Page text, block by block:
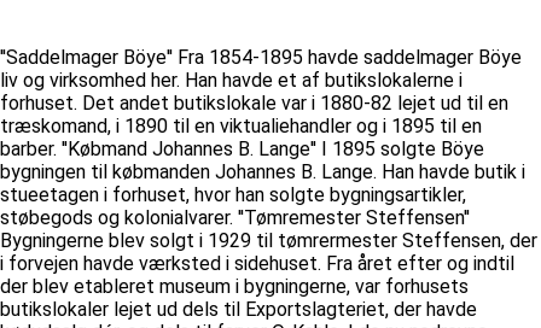
''Saddelmager Böye'' Fra 1854-1895 havde saddelmager Böye
liv og virksomhed her. Han havde et af butikslokalerne i
forhuset. Det andet butikslokale var i 1880-82 lejet ud til en
træskomand, i 1890 til en viktualiehandler og i 1895 til en
barber. ''Købmand Johannes B. Lange'' I 1895 solgte Böye
bygningen til købmanden Johannes B. Lange. Han havde butik i
stueetagen i forhuset, hvor han solgte bygningsartikler,
støbegods og kolonialvarer. ''Tømremester Steffensen''
Bygningerne blev solgt i 1929 til tømrermester Steffensen, der
i forvejen havde værksted i sidehuset. Fra året efter og indtil
der blev etableret museum i bygningerne, var forhusets
butikslokaler lejet ud dels til Exportslagteriet, der havde